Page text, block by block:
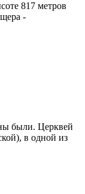
817 метров
-
были. Церквей
в одной из